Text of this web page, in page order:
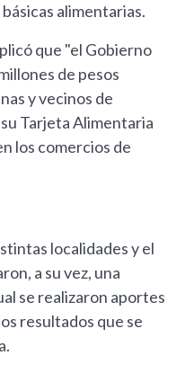
alimentarias.
que "el Gobierno
de pesos
y vecinos de
Tarjeta Alimentaria
los comercios de
localidades y el
a su vez, una
se realizaron aportes
resultados que se